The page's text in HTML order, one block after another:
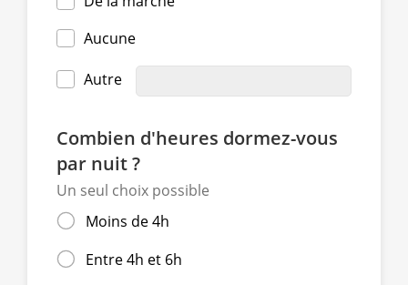
Aucune
Autre
Combien d'heures dormez-vous
par nuit ?
Un seul choix possible
Moins de 4h
Entre 4h et 6h